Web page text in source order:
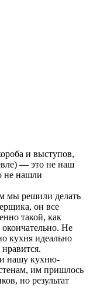
и выступов,
— это не наш
не нашли
мы решили делать
он все
такой, как
окончательно. Не
кухня идеально
нашу кухню-
им пришлось
но результат